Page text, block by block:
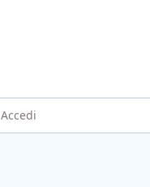
Accedi